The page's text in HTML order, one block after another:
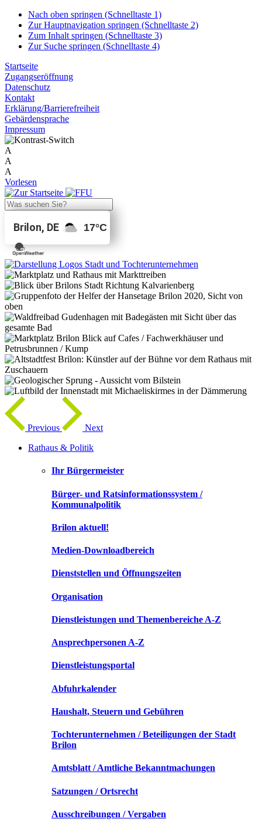
Nach oben springen (Schnelltaste 1)
Zur Hauptnavigation springen (Schnelltaste 2)
Zum Inhalt springen (Schnelltaste 3)
Zur Suche springen (Schnelltaste 4)
Startseite
Zugangseröffnung
Datenschutz
Kontakt
Erklärung/Barrierefreiheit
Gebärdensprache
Impressum
A
A
A
Vorlesen
Brilon, DE 17°C
Previous
Next
Rathaus & Politik
Ihr Bürgermeister
Bürger- und Ratsinformationssystem /
Kommunalpolitik
Brilon aktuell!
Medien-Downloadbereich
Dienststellen und Öffnungszeiten
Organisation
Dienstleistungen und Themenbereiche A-Z
Ansprechpersonen A-Z
Dienstleistungsportal
Abfuhrkalender
Haushalt, Steuern und Gebühren
Tochterunternehmen / Beteiligungen der Stadt
Brilon
Amtsblatt / Amtliche Bekanntmachungen
Satzungen / Ortsrecht
Ausschreibungen / Vergaben